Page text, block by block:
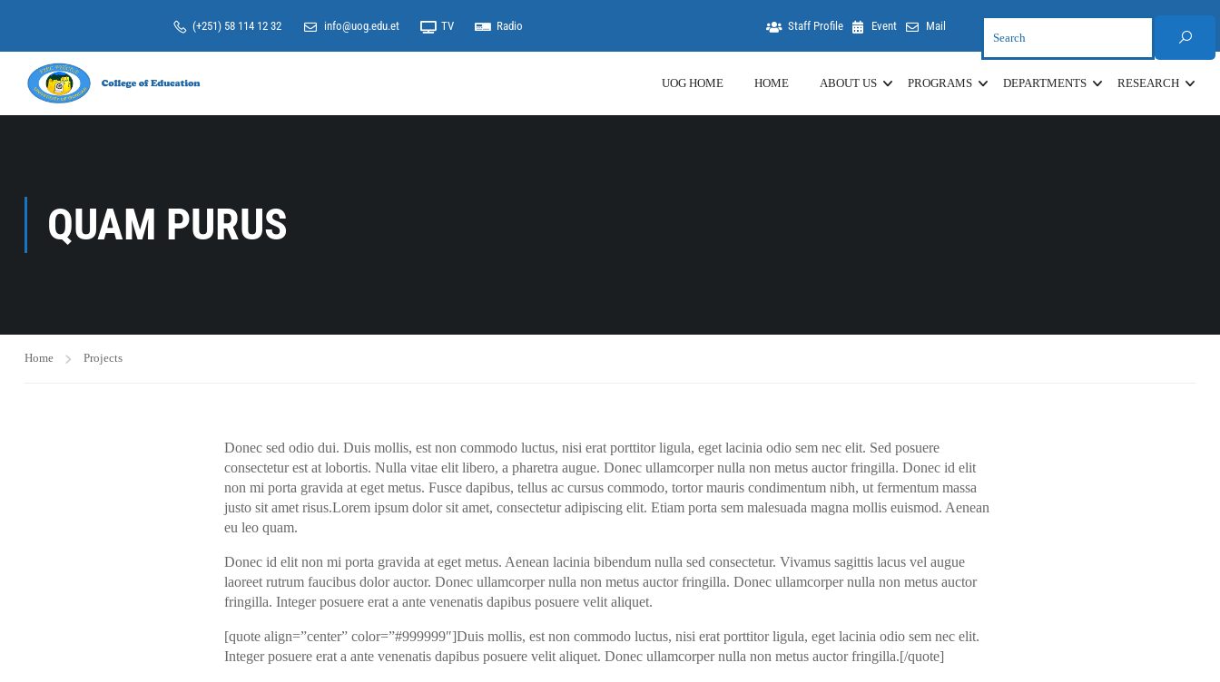
(+251) 58 114 12 32 info@uog.edu.et TV Radio Staff Profile Event Mail
UOG HOME HOME ABOUT US PROGRAMS DEPARTMENTS RESEARCH
QUAM PURUS
Home Projects
Donec sed odio dui. Duis mollis, est non commodo luctus, nisi erat porttitor ligula, eget lacinia odio sem nec elit. Sed posuere
consectetur est at lobortis. Nulla vitae elit libero, a pharetra augue. Donec ullamcorper nulla non metus auctor fringilla. Donec id elit
non mi porta gravida at eget metus. Fusce dapibus, tellus ac cursus commodo, tortor mauris condimentum nibh, ut fermentum massa
justo sit amet risus.Lorem ipsum dolor sit amet, consectetur adipiscing elit. Etiam porta sem malesuada magna mollis euismod. Aenean
eu leo quam.
Donec id elit non mi porta gravida at eget metus. Aenean lacinia bibendum nulla sed consectetur. Vivamus sagittis lacus vel augue
laoreet rutrum faucibus dolor auctor. Donec ullamcorper nulla non metus auctor fringilla. Donec ullamcorper nulla non metus auctor
fringilla. Integer posuere erat a ante venenatis dapibus posuere velit aliquet.
[quote align=”center” color=”#999999″]Duis mollis, est non commodo luctus, nisi erat porttitor ligula, eget lacinia odio sem nec elit.
Integer posuere erat a ante venenatis dapibus posuere velit aliquet. Donec ullamcorper nulla non metus auctor fringilla.[/quote]